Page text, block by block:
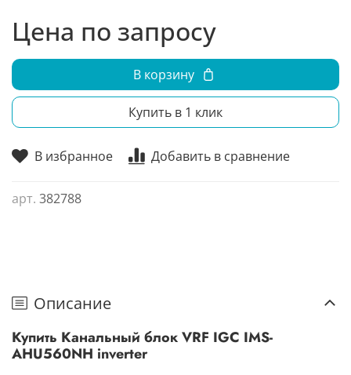
В избранное Добавить в сравнение
арт. 382788
Цена по запросу
В корзину
Купить в 1 клик
Описание
Купить Канальный блок VRF IGC IMS-
AHU560NH inverter